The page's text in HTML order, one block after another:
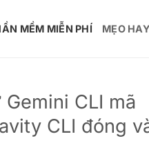
MỀM MIỄN PHÍ MẸO
CLI mã
CLI đóng